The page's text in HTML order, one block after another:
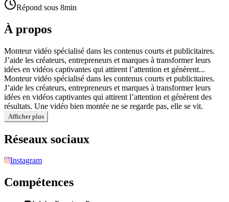
Répond sous 8min
À propos
Monteur vidéo spécialisé dans les contenus courts et publicitaires.
J’aide les créateurs, entrepreneurs et marques à transformer leurs
idées en vidéos captivantes qui attirent l’attention et génèrent...
Monteur vidéo spécialisé dans les contenus courts et publicitaires.
J’aide les créateurs, entrepreneurs et marques à transformer leurs
idées en vidéos captivantes qui attirent l’attention et génèrent des
résultats. Une vidéo bien montée ne se regarde pas, elle se vit.
Afficher plus
Réseaux sociaux
Instagram
Compétences